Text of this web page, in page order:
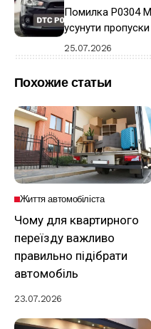
Помилка P0304
усунути
25.07.2026
Похожие статьи
Життя автомобіліста
Чому для квартирного
переїзду важливо
правильно підібрати
автомобіль
23.07.2026